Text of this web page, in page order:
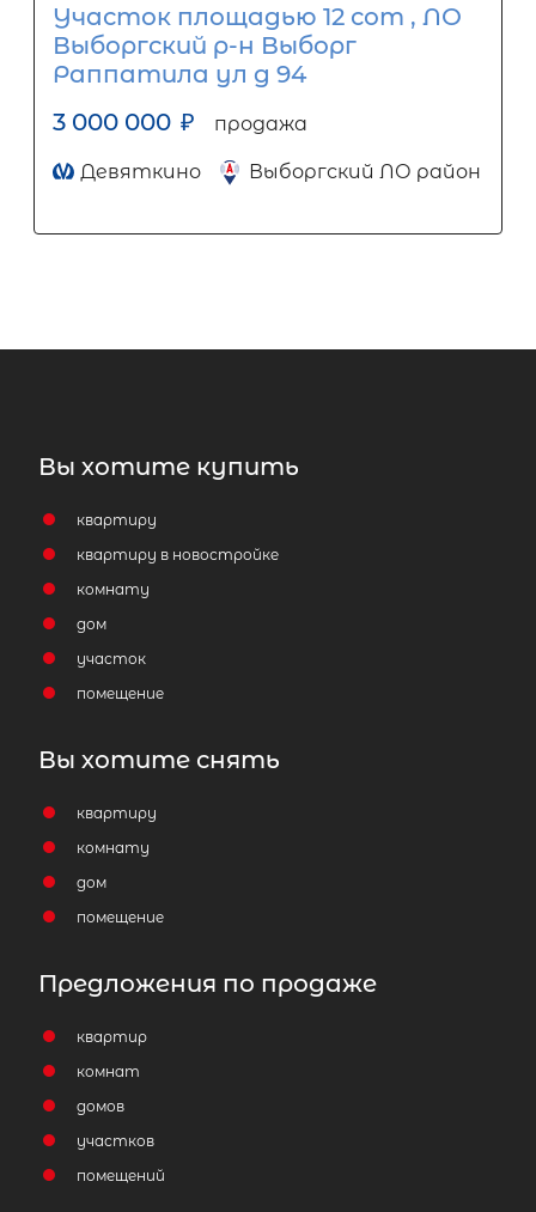
Участок площадью 12 сот , ЛО
Выборгский р-н Выборг
Раппатила ул д 94
3 000 000 ₽ продажа
Девяткино Выборгский ЛО район
Вы хотите купить
квартиру
квартиру в новостройке
комнату
дом
участок
помещение
Вы хотите снять
квартиру
комнату
дом
помещение
Предложения по продаже
квартир
комнат
домов
участков
помещений